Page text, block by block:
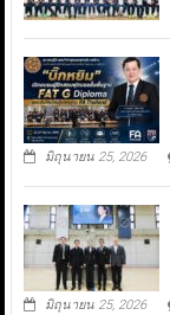
มิถุนายน 25, 2026
มิถุนายน 25, 2026